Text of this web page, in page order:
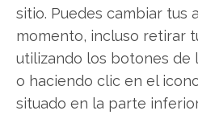
sitio. Puedes cambiar tus
momento, incluso retirar
utilizando los botones de
o haciendo clic en el
situado en la parte